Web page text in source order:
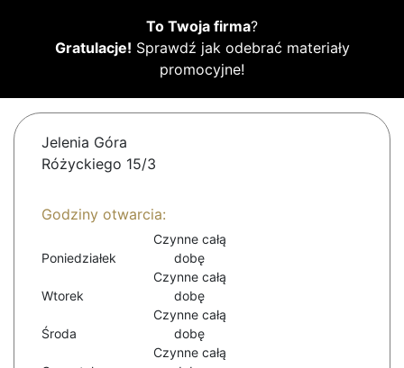
To Twoja firma?
Gratulacje! Sprawdź jak odebrać materiały
promocyjne!
Jelenia Góra
Różyckiego 15/3
Godziny otwarcia:
Poniedziałek
Czynne całą
dobę
Wtorek
Czynne całą
dobę
Środa
Czynne całą
dobę
Czynne całą